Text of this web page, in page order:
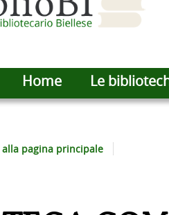
Home Le
alla pagina principale